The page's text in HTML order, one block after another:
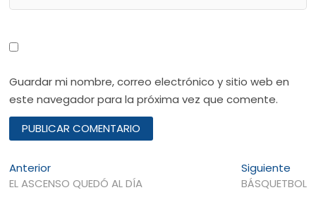
Guardar mi nombre, correo electrónico y sitio web en
este navegador para la próxima vez que comente.
Navegación
de
AnteriorEntrada
anterior:
EL ASCENSO QUEDÓ AL DÍA
Siguiente
BÁSQUETBOL